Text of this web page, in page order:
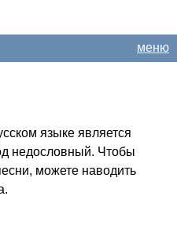
меню
языке является
недословный. Чтобы
можете наводить